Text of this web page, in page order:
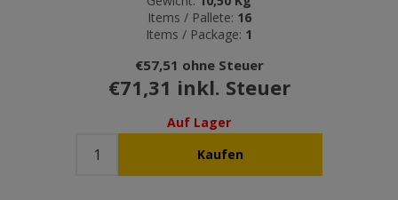
Items / Pallete: 16
Items / Package: 1
€57,51 ohne Steuer
€71,31 inkl. Steuer
Auf Lager